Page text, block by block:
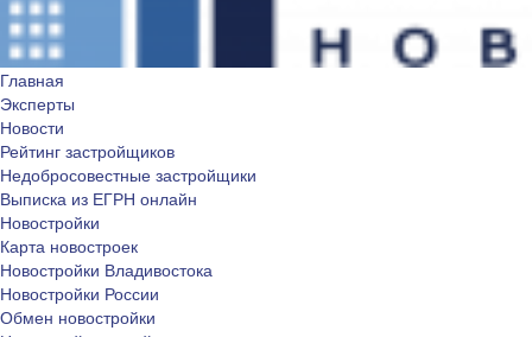
Главная
Эксперты
Новости
Рейтинг застройщиков
Недобросовестные застройщики
Выписка из ЕГРН онлайн
Новостройки
Карта новостроек
Новостройки Владивостока
Новостройки России
Обмен новостройки